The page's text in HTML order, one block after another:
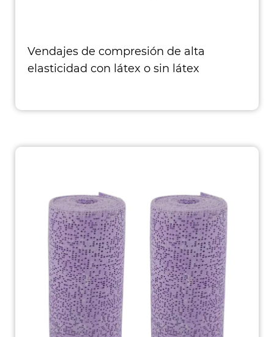
Vendajes de compresión de alta
elasticidad con látex o sin látex